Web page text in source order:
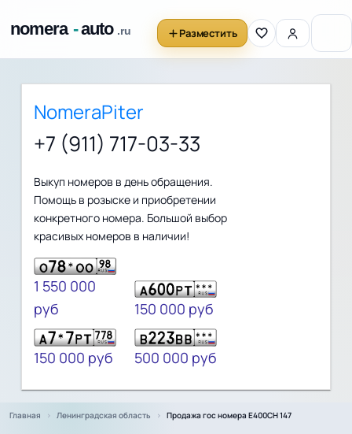
Разместить
NomeraPiter
+7 (911) 717-03-33
Выкуп номеров в день обращения.
Помощь в розыске и приобретении
конкретного номера. Большой выбор
красивых номеров в наличии!
1 550 000
руб
150 000 руб
150 000 руб 500 000 руб
Главная Ленинградская область Продажа гос номера Е400СН 147